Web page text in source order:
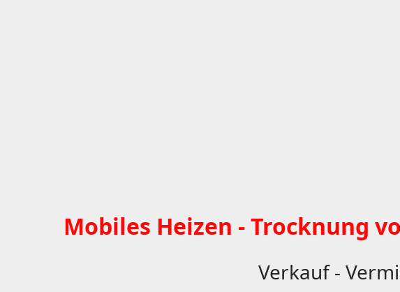
Mobiles Heizen - Trocknung
Verkauf -